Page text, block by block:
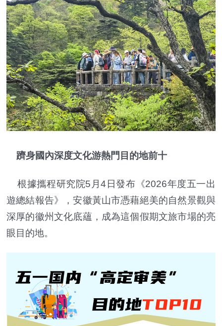
躋身國內深度文化游熱門目的地前十
根據攜程研究院5月4日發布《2026年度五一出
遊總結報告》，安徽黃山市憑藉絕美的自然景觀與
深厚的徽州文化底蘊，成為這個假期文旅市場的亮
眼目的地。